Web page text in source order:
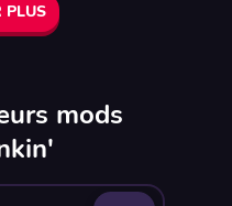
PLUS
mods